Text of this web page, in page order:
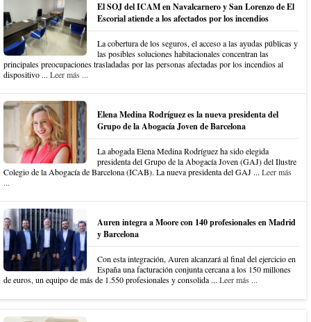
El SOJ del ICAM en Navalcarnero y San Lorenzo de El
Escorial atiende a los afectados por los incendios
La cobertura de los seguros, el acceso a las ayudas públicas y
las posibles soluciones habitacionales concentran las
principales preocupaciones trasladadas por las personas afectadas por los incendios al
dispositivo ... Leer más ...
Elena Medina Rodríguez es la nueva presidenta del
Grupo de la Abogacía Joven de Barcelona
La abogada Elena Medina Rodríguez ha sido elegida
presidenta del Grupo de la Abogacía Joven (GAJ) del Ilustre
Colegio de la Abogacía de Barcelona (ICAB). La nueva presidenta del GAJ ... Leer más
...
Auren integra a Moore con 140 profesionales en Madrid
y Barcelona
Con esta integración, Auren alcanzará al final del ejercicio en
España una facturación conjunta cercana a los 150 millones
de euros, un equipo de más de 1.550 profesionales y consolida ... Leer más ...